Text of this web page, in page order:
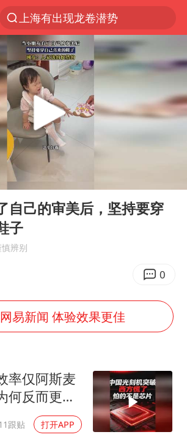
上海有出现龙卷潜势
王传君 《披荆斩棘》
白海豚预计将在浙江苍南到三门一带登陆
上门女婿出轨女邻居多年被判重婚罪
2025年小学教师减少13.19万
王艺迪无缘横滨赛决赛
泰国：高度重视中国游客旅游体验
上海大部迎大暴雨
《龙餐馆》 冲奖
以军士兵把枪口对准中国记者
笔试第一被劝弃考涉事副校长被撤职
白海豚5次眼壁置换
自己的审美后，坚持要穿
子
辨别
0
易新闻 体验效果更佳
率仅阿斯麦
何反而更
跟贴 打开APP